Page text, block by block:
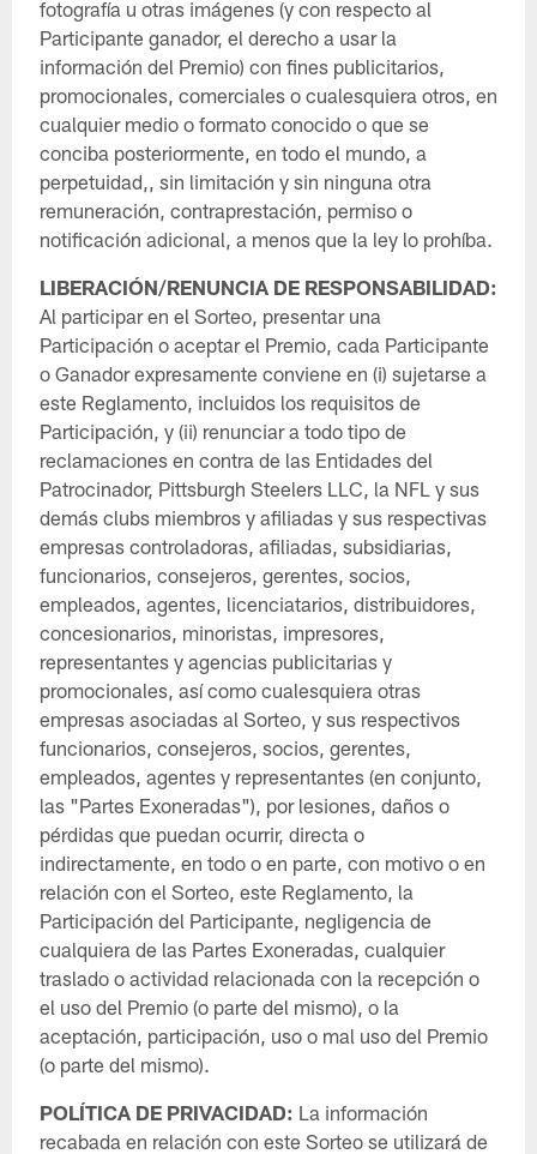
fotografía u otras imágenes (y con respecto al
Participante ganador, el derecho a usar la
información del Premio) con fines publicitarios,
promocionales, comerciales o cualesquiera otros, en
cualquier medio o formato conocido o que se
conciba posteriormente, en todo el mundo, a
perpetuidad,, sin limitación y sin ninguna otra
remuneración, contraprestación, permiso o
notificación adicional, a menos que la ley lo prohíba.
LIBERACIÓN/RENUNCIA DE RESPONSABILIDAD:
Al participar en el Sorteo, presentar una
Participación o aceptar el Premio, cada Participante
o Ganador expresamente conviene en (i) sujetarse a
este Reglamento, incluidos los requisitos de
Participación, y (ii) renunciar a todo tipo de
reclamaciones en contra de las Entidades del
Patrocinador, Pittsburgh Steelers LLC, la NFL y sus
demás clubs miembros y afiliadas y sus respectivas
empresas controladoras, afiliadas, subsidiarias,
funcionarios, consejeros, gerentes, socios,
empleados, agentes, licenciatarios, distribuidores,
concesionarios, minoristas, impresores,
representantes y agencias publicitarias y
promocionales, así como cualesquiera otras
empresas asociadas al Sorteo, y sus respectivos
funcionarios, consejeros, socios, gerentes,
empleados, agentes y representantes (en conjunto,
las "Partes Exoneradas"), por lesiones, daños o
pérdidas que puedan ocurrir, directa o
indirectamente, en todo o en parte, con motivo o en
relación con el Sorteo, este Reglamento, la
Participación del Participante, negligencia de
cualquiera de las Partes Exoneradas, cualquier
traslado o actividad relacionada con la recepción o
el uso del Premio (o parte del mismo), o la
aceptación, participación, uso o mal uso del Premio
(o parte del mismo).
POLÍTICA DE PRIVACIDAD: La información
recabada en relación con este Sorteo se utilizará de